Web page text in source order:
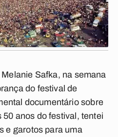
Safka, na semana
do festival de
documentário sobre
50 anos do festival, tentei
e garotos para uma